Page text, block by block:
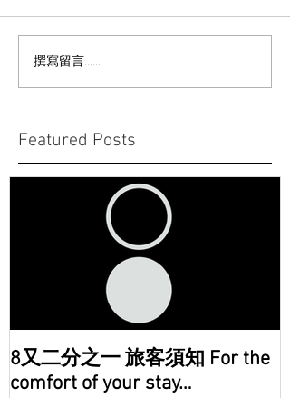
撰寫留言......
Featured Posts
8又二分之一 旅客須知 For the
comfort of your stay…